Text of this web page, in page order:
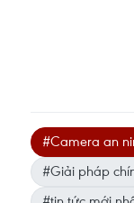
#Camera an
#Giải pháp